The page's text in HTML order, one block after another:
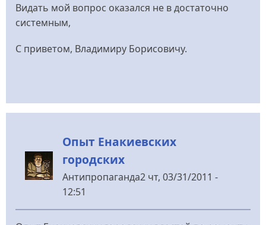
Видать мой вопрос оказался не в достаточно
системным,
C приветом, Владимиру Борисовичу.
Опыт Енакиевских
городских
Антипропаганда2 чт, 03/31/2011 -
12:51